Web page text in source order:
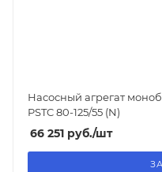
Насосный агрегат
PSTC 80-125/55 (N)
66 251 руб./шт